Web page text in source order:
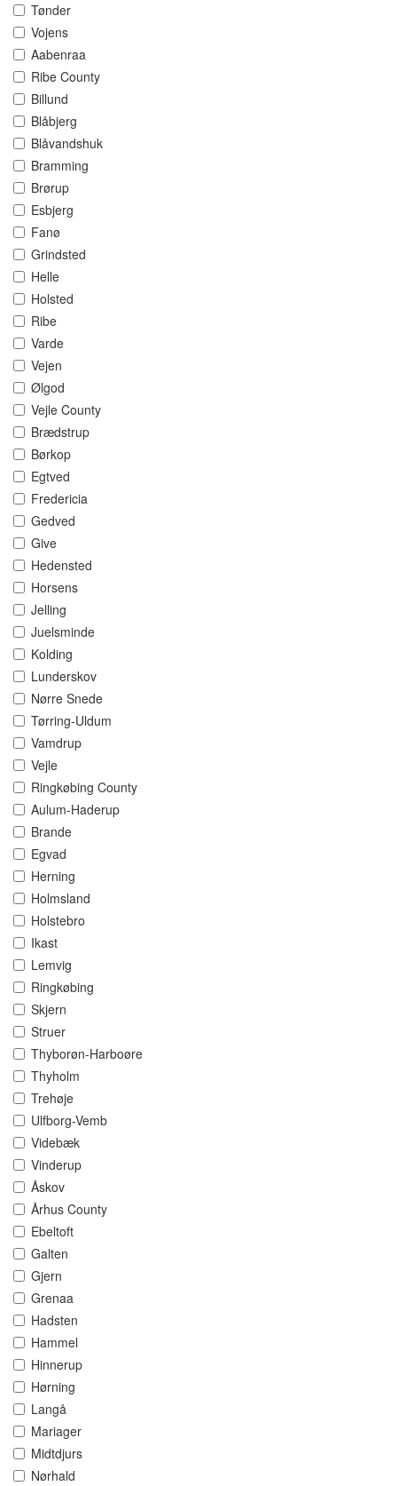
Tønder
Vojens
Aabenraa
Ribe County
Billund
Blåbjerg
Blåvandshuk
Bramming
Brørup
Esbjerg
Fanø
Grindsted
Helle
Holsted
Ribe
Varde
Vejen
Ølgod
Vejle County
Brædstrup
Børkop
Egtved
Fredericia
Gedved
Give
Hedensted
Horsens
Jelling
Juelsminde
Kolding
Lunderskov
Nørre Snede
Tørring-Uldum
Vamdrup
Vejle
Ringkøbing County
Aulum-Haderup
Brande
Egvad
Herning
Holmsland
Holstebro
Ikast
Lemvig
Ringkøbing
Skjern
Struer
Thyborøn-Harboøre
Thyholm
Trehøje
Ulfborg-Vemb
Videbæk
Vinderup
Åskov
Århus County
Ebeltoft
Galten
Gjern
Grenaa
Hadsten
Hammel
Hinnerup
Hørning
Langå
Mariager
Midtdjurs
Nørhald